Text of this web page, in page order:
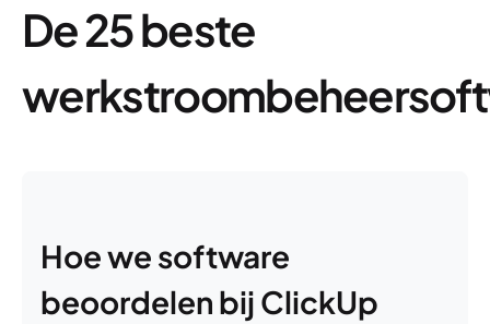
De 25 beste
Hoe we software
beoordelen bij ClickUp